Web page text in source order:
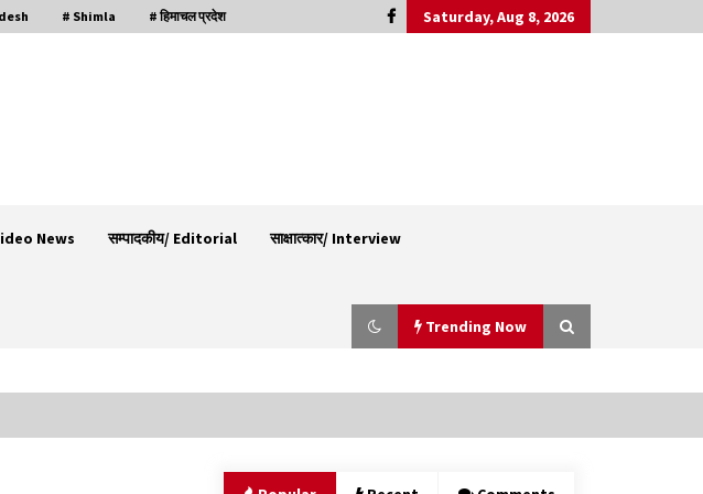
# Shimla # हिमाचल प्रदेश Saturday, Aug 8, 2026
News सम्पादकीय/ Editorial साक्षात्कार/ Interview
Trending Now